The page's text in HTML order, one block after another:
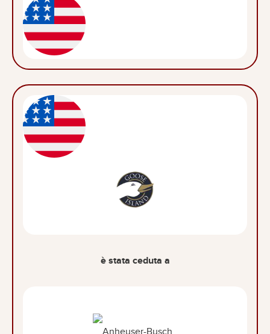
è stata ceduta a